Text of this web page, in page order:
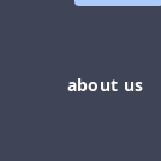
about us